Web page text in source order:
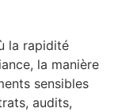
la rapidité
la manière
sensibles
audits,